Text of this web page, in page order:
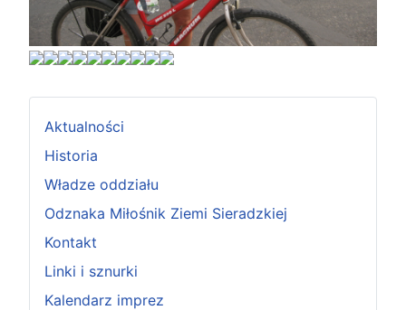
Aktualności
Historia
Władze oddziału
Odznaka Miłośnik Ziemi Sieradzkiej
Kontakt
Linki i sznurki
Kalendarz imprez